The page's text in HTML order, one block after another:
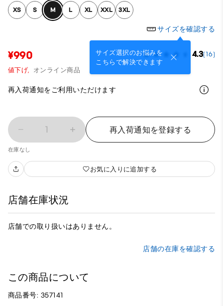
XS S M L XL XXL 3XL
サイズを確認する
サイズ選択のお悩みを
こちらで解決できます
¥990 4.3(16)
値下げ, オンライン商品
再入荷通知をご利用いただけます
1 再入荷通知を登録する
在庫なし
お気に入りに追加する
店舗在庫状況
店舗での取り扱いはありません。
店舗の在庫を確認する
この商品について
商品番号: 357141